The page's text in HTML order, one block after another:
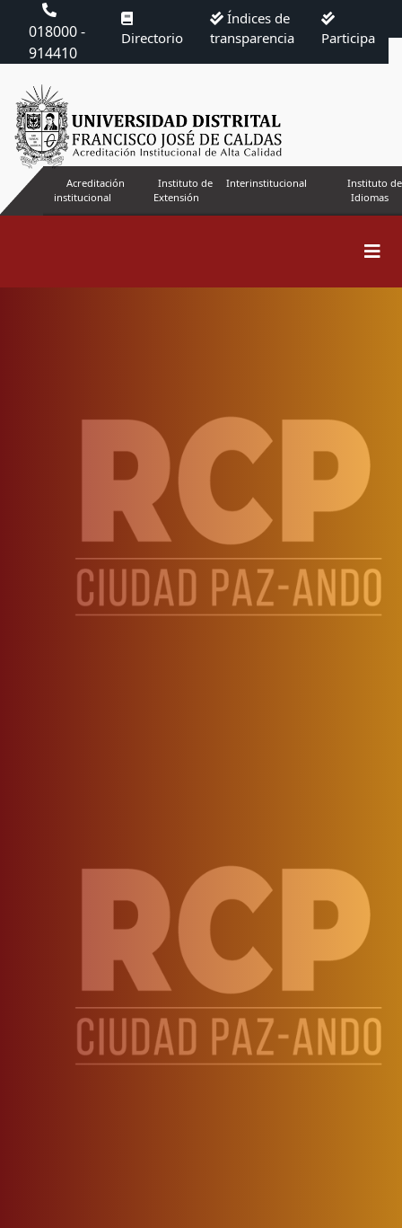
018000 -
914410
Directorio
Índices de
transparencia
Participa
Acreditación
institucional
Instituto de
Extensión
Interinstitucional
Instituto de
Idiomas